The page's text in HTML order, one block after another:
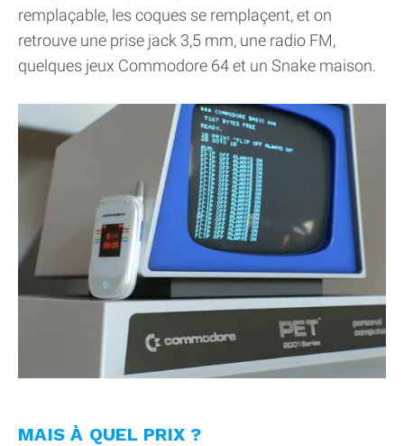
remplaçable, les coques se remplaçent, et on
retrouve une prise jack 3,5 mm, une radio FM,
quelques jeux Commodore 64 et un Snake maison.
MAIS À QUEL PRIX ?